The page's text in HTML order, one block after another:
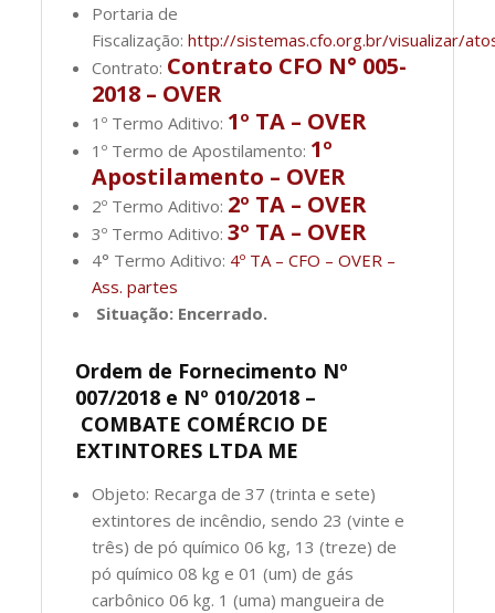
Portaria de
Fiscalização:http://sistemas.cfo.org.br/visualizar/
Contrato: Contrato CFO N° 005-
2018 – OVER
1º Termo Aditivo: 1º TA – OVER
1º Termo de Apostilamento: 1º
Apostilamento – OVER
2º Termo Aditivo: 2º TA – OVER
3º Termo Aditivo:3º TA – OVER
4° Termo Aditivo: 4º TA – CFO – OVER –
Ass. partes
Situação: Encerrado.
Ordem de Fornecimento Nº
007/2018 e Nº 010/2018 –
COMBATE COMÉRCIO DE
EXTINTORES LTDA ME
Objeto: Recarga de 37 (trinta e sete)
extintores de incêndio, sendo 23 (vinte e
três) de pó químico 06 kg, 13 (treze) de
pó químico 08 kg e 01 (um) de gás
carbônico 06 kg. 1 (uma) mangueira de